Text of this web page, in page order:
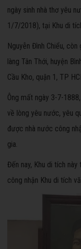
ngày sinh nhà thơ yêu
1/7/2018), tại Khu di
Nguyễn Đình Chiểu,
làng Tân Thới, huyện
Cầu Kho, quận 1, TP
Ông mất ngày 3-7-
về lòng yêu nước, yêu
được nhà nước công
gia.
Đến nay, Khu di tích
công nhận Khu di tích